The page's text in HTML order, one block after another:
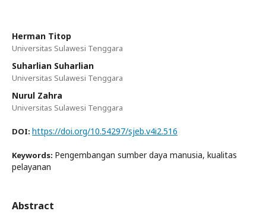
Herman Titop
Universitas Sulawesi Tenggara
Suharlian Suharlian
Universitas Sulawesi Tenggara
Nurul Zahra
Universitas Sulawesi Tenggara
DOI: https://doi.org/10.54297/sjeb.v4i2.516
Keywords: Pengembangan sumber daya manusia, kualitas
pelayanan
Abstract